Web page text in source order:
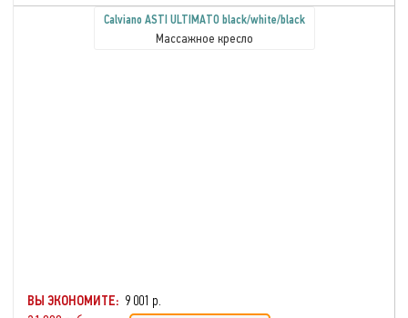
Calviano ASTI ULTIMATO black/white/black
Массажное кресло
ВЫ ЭКОНОМИТЕ: 9 001 р.